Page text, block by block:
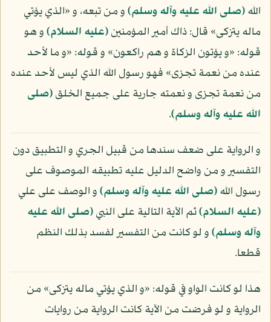
الله(صلى الله عليه وآله وسلم)و من تبعه، و «الذي يؤتي
ماله يتزكى» قال: ذاك أمير المؤمنين(عليه السلام)و هو
قوله: «و يؤتون الزكاة و هم راكعون» و قوله: «و ما لأحد
عنده من نعمة تجزى» فهو رسول الله الذي ليس لأحد عنده
من نعمة تجزى و نعمته جارية على جميع الخلق(صلى
الله عليه وآله وسلم).
و الرواية على ضعف سندها من قبيل الجري و التطبيق دون
التفسير و من واضح الدليل عليه تطبيقه الموصوف على
رسول الله(صلى الله عليه وآله وسلم)و الوصف على علي
(عليه السلام)ثم الآية التالية على النبي(صلى الله عليه
وآله وسلم)و لو كانت من التفسير لفسد بذلك النظم
قطعا.
هذا لو كانت الواو في قوله: «و الذي يؤتي ماله يتزكى» من
الرواية و لو فرضت من الآية كانت الرواية من روايات